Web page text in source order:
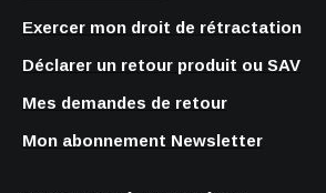
Exercer mon droit de rétractation
Déclarer un retour produit ou SAV
Mes demandes de retour
Mon abonnement Newsletter